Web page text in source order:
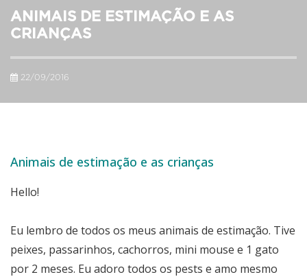
ANIMAIS DE ESTIMAÇÃO E AS
CRIANÇAS
22/09/2016
Animais de estimação e as crianças
Hello!
Eu lembro de todos os meus animais de estimação. Tive
peixes, passarinhos, cachorros, mini mouse e 1 gato
por 2 meses. Eu adoro todos os pests e amo mesmo